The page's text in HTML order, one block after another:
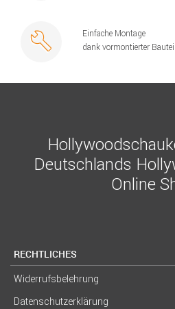
Einfache Montage
dank vormontierter
Deutschlands
Online
RECHTLICHES
Widerrufsbelehrung
Datenschutzerklärung